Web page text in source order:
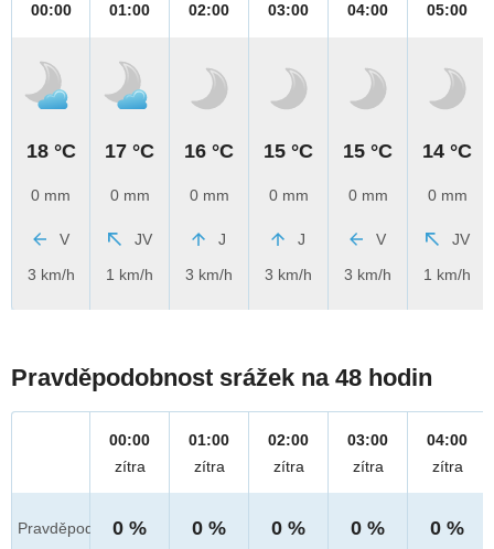
00:00
18 °C
0 mm
V
3 km/h
01:00
17 °C
0 mm
JV
1 km/h
02:00
16 °C
0 mm
J
3 km/h
03:00
15 °C
0 mm
J
3 km/h
04:00
15 °C
0 mm
V
3 km/h
05:00
14 °C
0 mm
JV
1 km/h
Pravděpodobnost srážek na 48 hodin
Pravděpod.
00:00
zítra
0 %
01:00
zítra
0 %
02:00
zítra
0 %
03:00
zítra
0 %
04:00
zítra
0 %